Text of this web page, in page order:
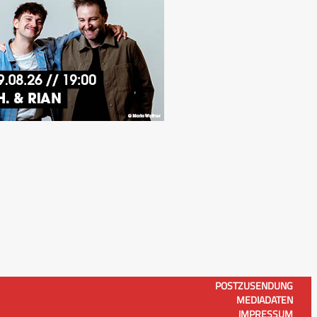
POSTZUSENDUNG
MEDIADATEN
IMPRESSUM